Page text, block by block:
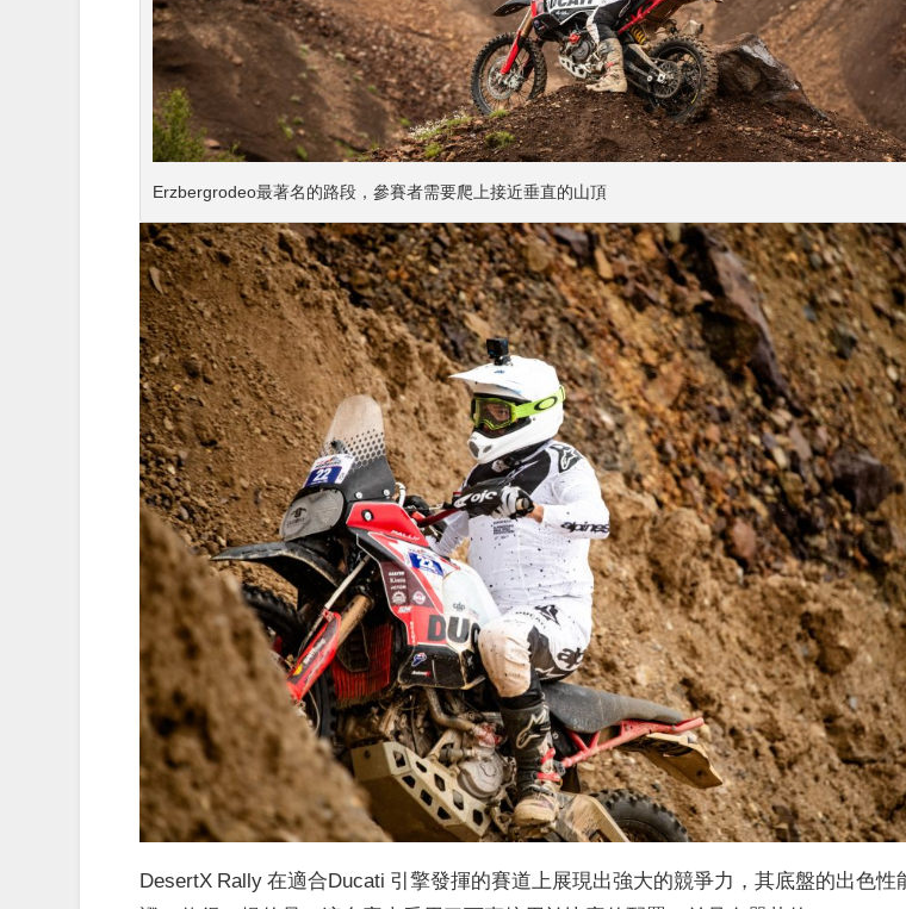
Erzbergrodeo最著名的路段，參賽者需要爬上接近垂直的山頂
DesertX Rally 在適合Ducati 引擎發揮的賽道上展現出強大的競爭力，其底盤的出色性